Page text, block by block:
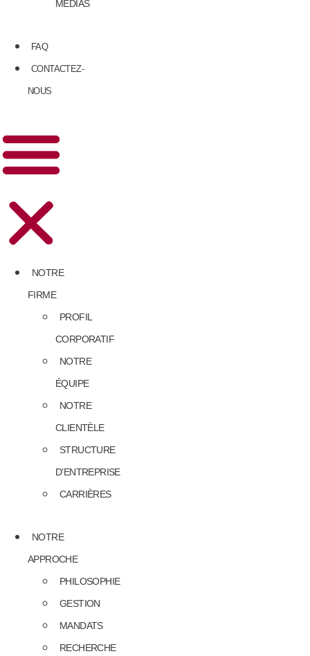
MÉDIAS
FAQ
CONTACTEZ-
NOUS
NOTRE
FIRME
PROFIL
CORPORATIF
NOTRE
ÉQUIPE
NOTRE
CLIENTÈLE
STRUCTURE
D’ENTREPRISE
CARRIÈRES
NOTRE
APPROCHE
PHILOSOPHIE
GESTION
MANDATS
RECHERCHE